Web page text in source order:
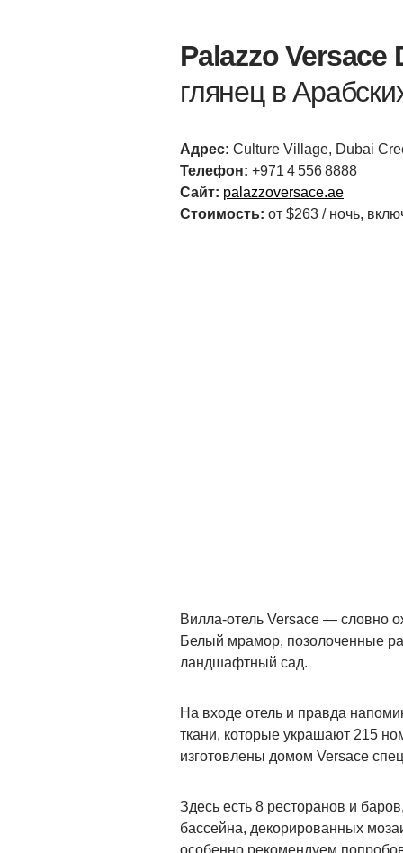
Palazzo Versace
глянец в
Адрес: Culture Village, Dubai
Телефон: +971 4 556 8888
Сайт: palazzoversace.ae
Стоимость: от $263 / ночь,
Вилла-отель Versace — словно
Белый мрамор, позолоченные
ландшафтный сад.
На входе отель и правда
ткани, которые украшают 215
изготовлены домом Versace
Здесь есть 8 ресторанов и
бассейна, декорированных
особенно рекомендуем